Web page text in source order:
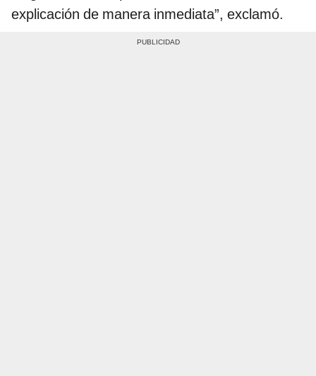
explicación de manera inmediata”, exclamó.